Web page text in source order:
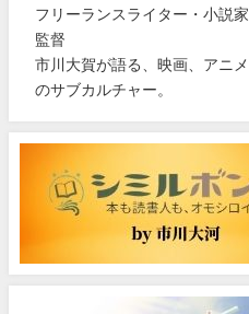
フリーランスライター・小説
監督
市川大賀が語る、映画、アニ
のサブカルチャー。